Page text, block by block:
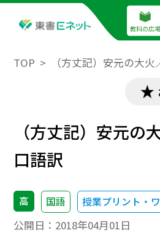
教科の広場
TOP （方丈記）安元の大
（方丈記）安元の
口語訳
高 国語 授業プリント・
公開日： 2018年04月01日